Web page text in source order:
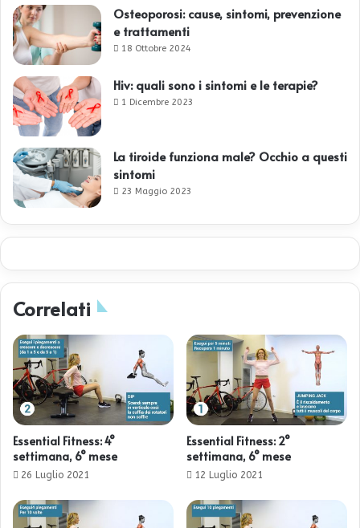
Osteoporosi: cause, sintomi, prevenzione
e trattamenti
18 Ottobre 2024
Hiv: quali sono i sintomi e le terapie?
1 Dicembre 2023
La tiroide funziona male? Occhio a questi
sintomi
23 Maggio 2023
Correlati
Essential Fitness: 4°
settimana, 6° mese
26 Luglio 2021
Essential Fitness: 2°
settimana, 6° mese
12 Luglio 2021